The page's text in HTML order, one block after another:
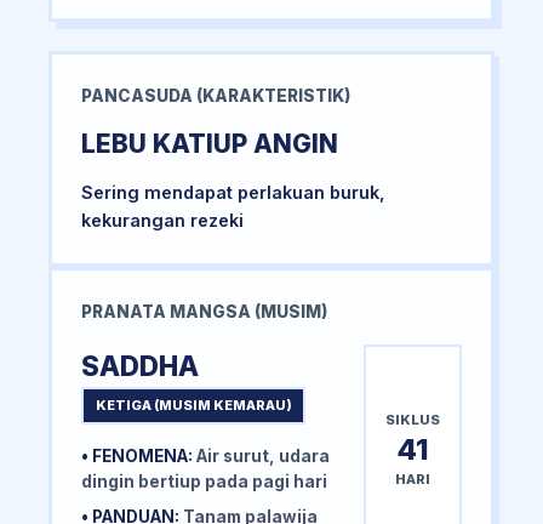
PANCASUDA (KARAKTERISTIK)
LEBU KATIUP ANGIN
Sering mendapat perlakuan buruk,
kekurangan rezeki
PRANATA MANGSA (MUSIM)
SADDHA
KETIGA (MUSIM KEMARAU)
• FENOMENA: Air surut, udara
dingin bertiup pada pagi hari
• PANDUAN: Tanam palawija
SIKLUS
41
HARI